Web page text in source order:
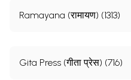
Ramayana (रामायण) (1313)
Gita Press (गीता प्रेस) (716)